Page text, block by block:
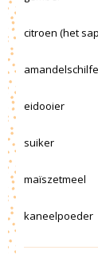
citroen (het
eidooier
suiker
maïszetmeel
kaneelpoeder